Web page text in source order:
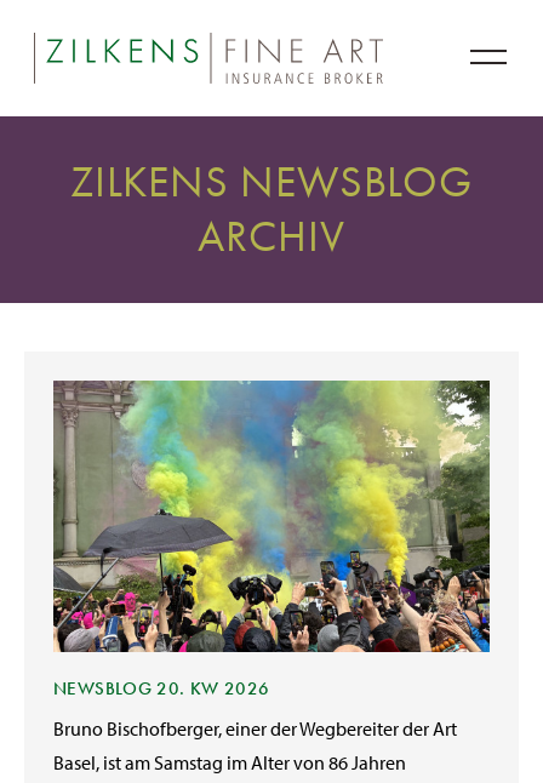
ZILKENS NEWSBLOG
ARCHIV
NEWSBLOG 20. KW 2026
Bruno Bischofberger, einer der Wegbereiter der Art
Basel, ist am Samstag im Alter von 86 Jahren